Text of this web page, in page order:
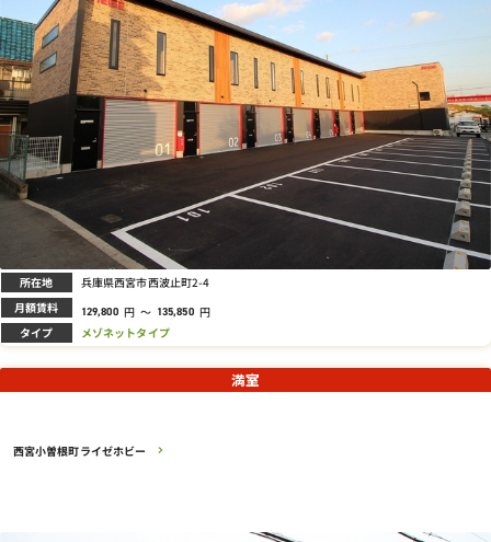
所在地 兵庫県西宮市西波止町2-4
月額賃料 129,800 円 ～ 135,850 円
タイプ メゾネットタイプ
西宮小曽根町ライゼホビー
満室